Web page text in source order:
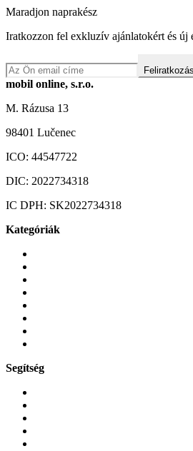
Maradjon naprakész
Iratkozzon fel exkluzív ajánlatokért és új
Feliratkozás
mobil online, s.r.o.
M. Rázusa 13
98401 Lučenec
ICO: 44547722
DIC: 2022734318
IC DPH: SK2022734318
Kategóriák
Segítség